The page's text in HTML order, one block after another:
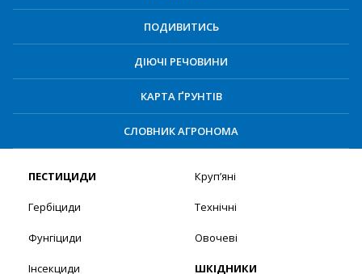
ПОДИВИТИСЬ
ДІЮЧІ РЕЧОВИНИ
КАРТА ҐРУНТІВ
СЛОВНИК АГРОНОМА
ПЕСТИЦИДИ
Гербіциди
Фунгіциди
Інсекциди
Круп’яні
Технічні
Овочеві
ШКІДНИКИ